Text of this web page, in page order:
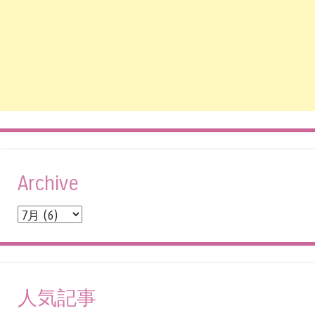
Archive
人気記事